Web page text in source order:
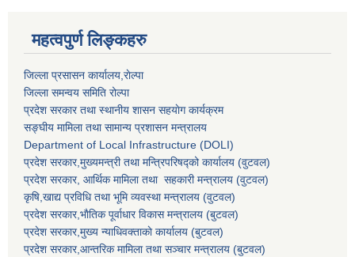
महत्वपुर्ण लिङ्कहरु
जिल्ला प्रसासन कार्यालय,राेल्पा
जिल्ला समन्वय समिति रोल्पा
प्रदेश सरकार तथा स्थानीय शासन सहयाेग कार्यक्रम
सङ्‍घीय मामिला तथा सामान्य प्रशासन मन्त्रालय
Department of Local Infrastructure (DOLI)
प्रदेश सरकार,मुख्यमन्त्री तथा मन्त्रिपरिषद्को कार्यालय (वुटवल)
प्रदेश सरकार, आर्थिक मामिला तथा सहकारी मन्त्रालय (वुटवल)
कृषि,खाद्य प्रविधि तथा भूमि व्यवस्था मन्त्रालय (वुटवल)
प्रदेश सरकार,भाैतिक पूर्वाधार विकास मन्त्रालय (बुटवल)
प्रदेश सरकार,मुख्य न्याधिवक्ताकाे कार्यालय (बुटवल)
प्रदेश सरकार,आन्तरिक मामिला तथा सञ्चार मन्त्रालय (बुटवल)